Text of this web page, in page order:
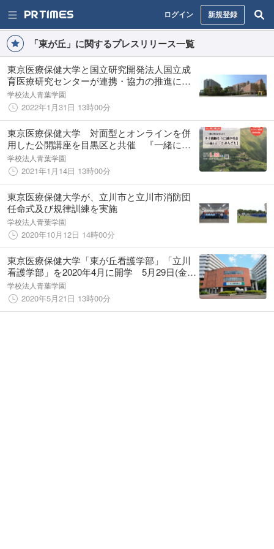
ログイン 新規登録
「東が丘」に関するプレスリリース一覧
東京医療保健大学と国立研究開発法人国立成
育医療研究センターが連携・協力の推進に関
する協定書を締結 2022年1月31日(月)
学校法人青葉学園
2022年1月31日 13時00分
東京医療保健大学 対面型とオンラインを併
用した公開講座を目黒区と共催 『一緒に考
えませんか？少子高齢化・人口減少社会への
備えは、「じぶんごと」』
学校法人青葉学園
2021年1月14日 13時00分
東京医療保健大学が、立川市と立川市消防団
任命式及び規律訓練を実施
学校法人青葉学園
2020年10月12日 14時00分
東京医療保健大学「東が丘看護学部」「立川
看護学部」を2020年4月に開学 5月29日(金)
～6月1日(月)にWEB学科見学会を実施
学校法人青葉学園
2020年5月21日 13時00分